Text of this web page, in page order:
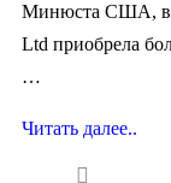
Минюста США, в
Ltd приобрела
…
Читать далее..